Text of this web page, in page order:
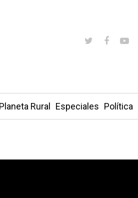
Rural Especiales Política